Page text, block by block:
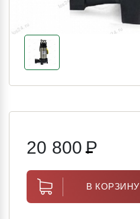
20 800 Р
В КОРЗИНУ